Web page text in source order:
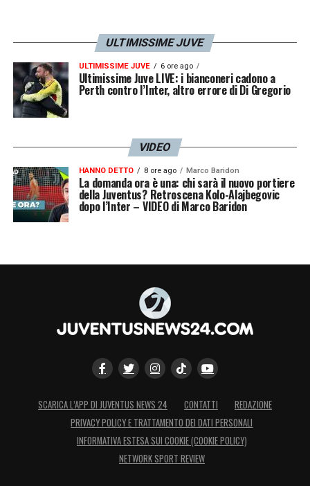
ULTIMISSIME JUVE
ULTIMISSIME JUVE 6 ore ago
Ultimissime Juve LIVE: i bianconeri cadono a
Perth contro l’Inter, altro errore di Di Gregorio
VIDEO
HANNO DETTO 8 ore ago Marco Baridon
La domanda ora è una: chi sarà il nuovo portiere
della Juventus? Retroscena Kolo-Alajbegovic
dopo l’Inter – VIDEO di Marco Baridon
SCARICA L’APP DI JUVENTUS NEWS 24 CONTATTI
REDAZIONE
PRIVACY POLICY E TRATTAMENTO DEI DATI PERSONALI
INFORMATIVA ESTESA SUI COOKIE (COOKIE POLICY)
NETWORK SPORT REVIEW